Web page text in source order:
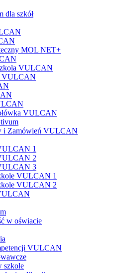
dla szkół
MOL NET+
VULCAN
VULCAN
VULCAN
i Zamówień VULCAN
1
2
3
VULCAN 1
VULCAN 2
w oświacie
VULCAN
szkole